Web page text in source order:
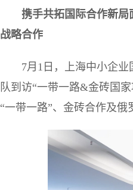
携手共拓国际合作新
战略合作
7月1日，上海中小企
队到访“一带一路&金砖国
“一带一路”、金砖合作及